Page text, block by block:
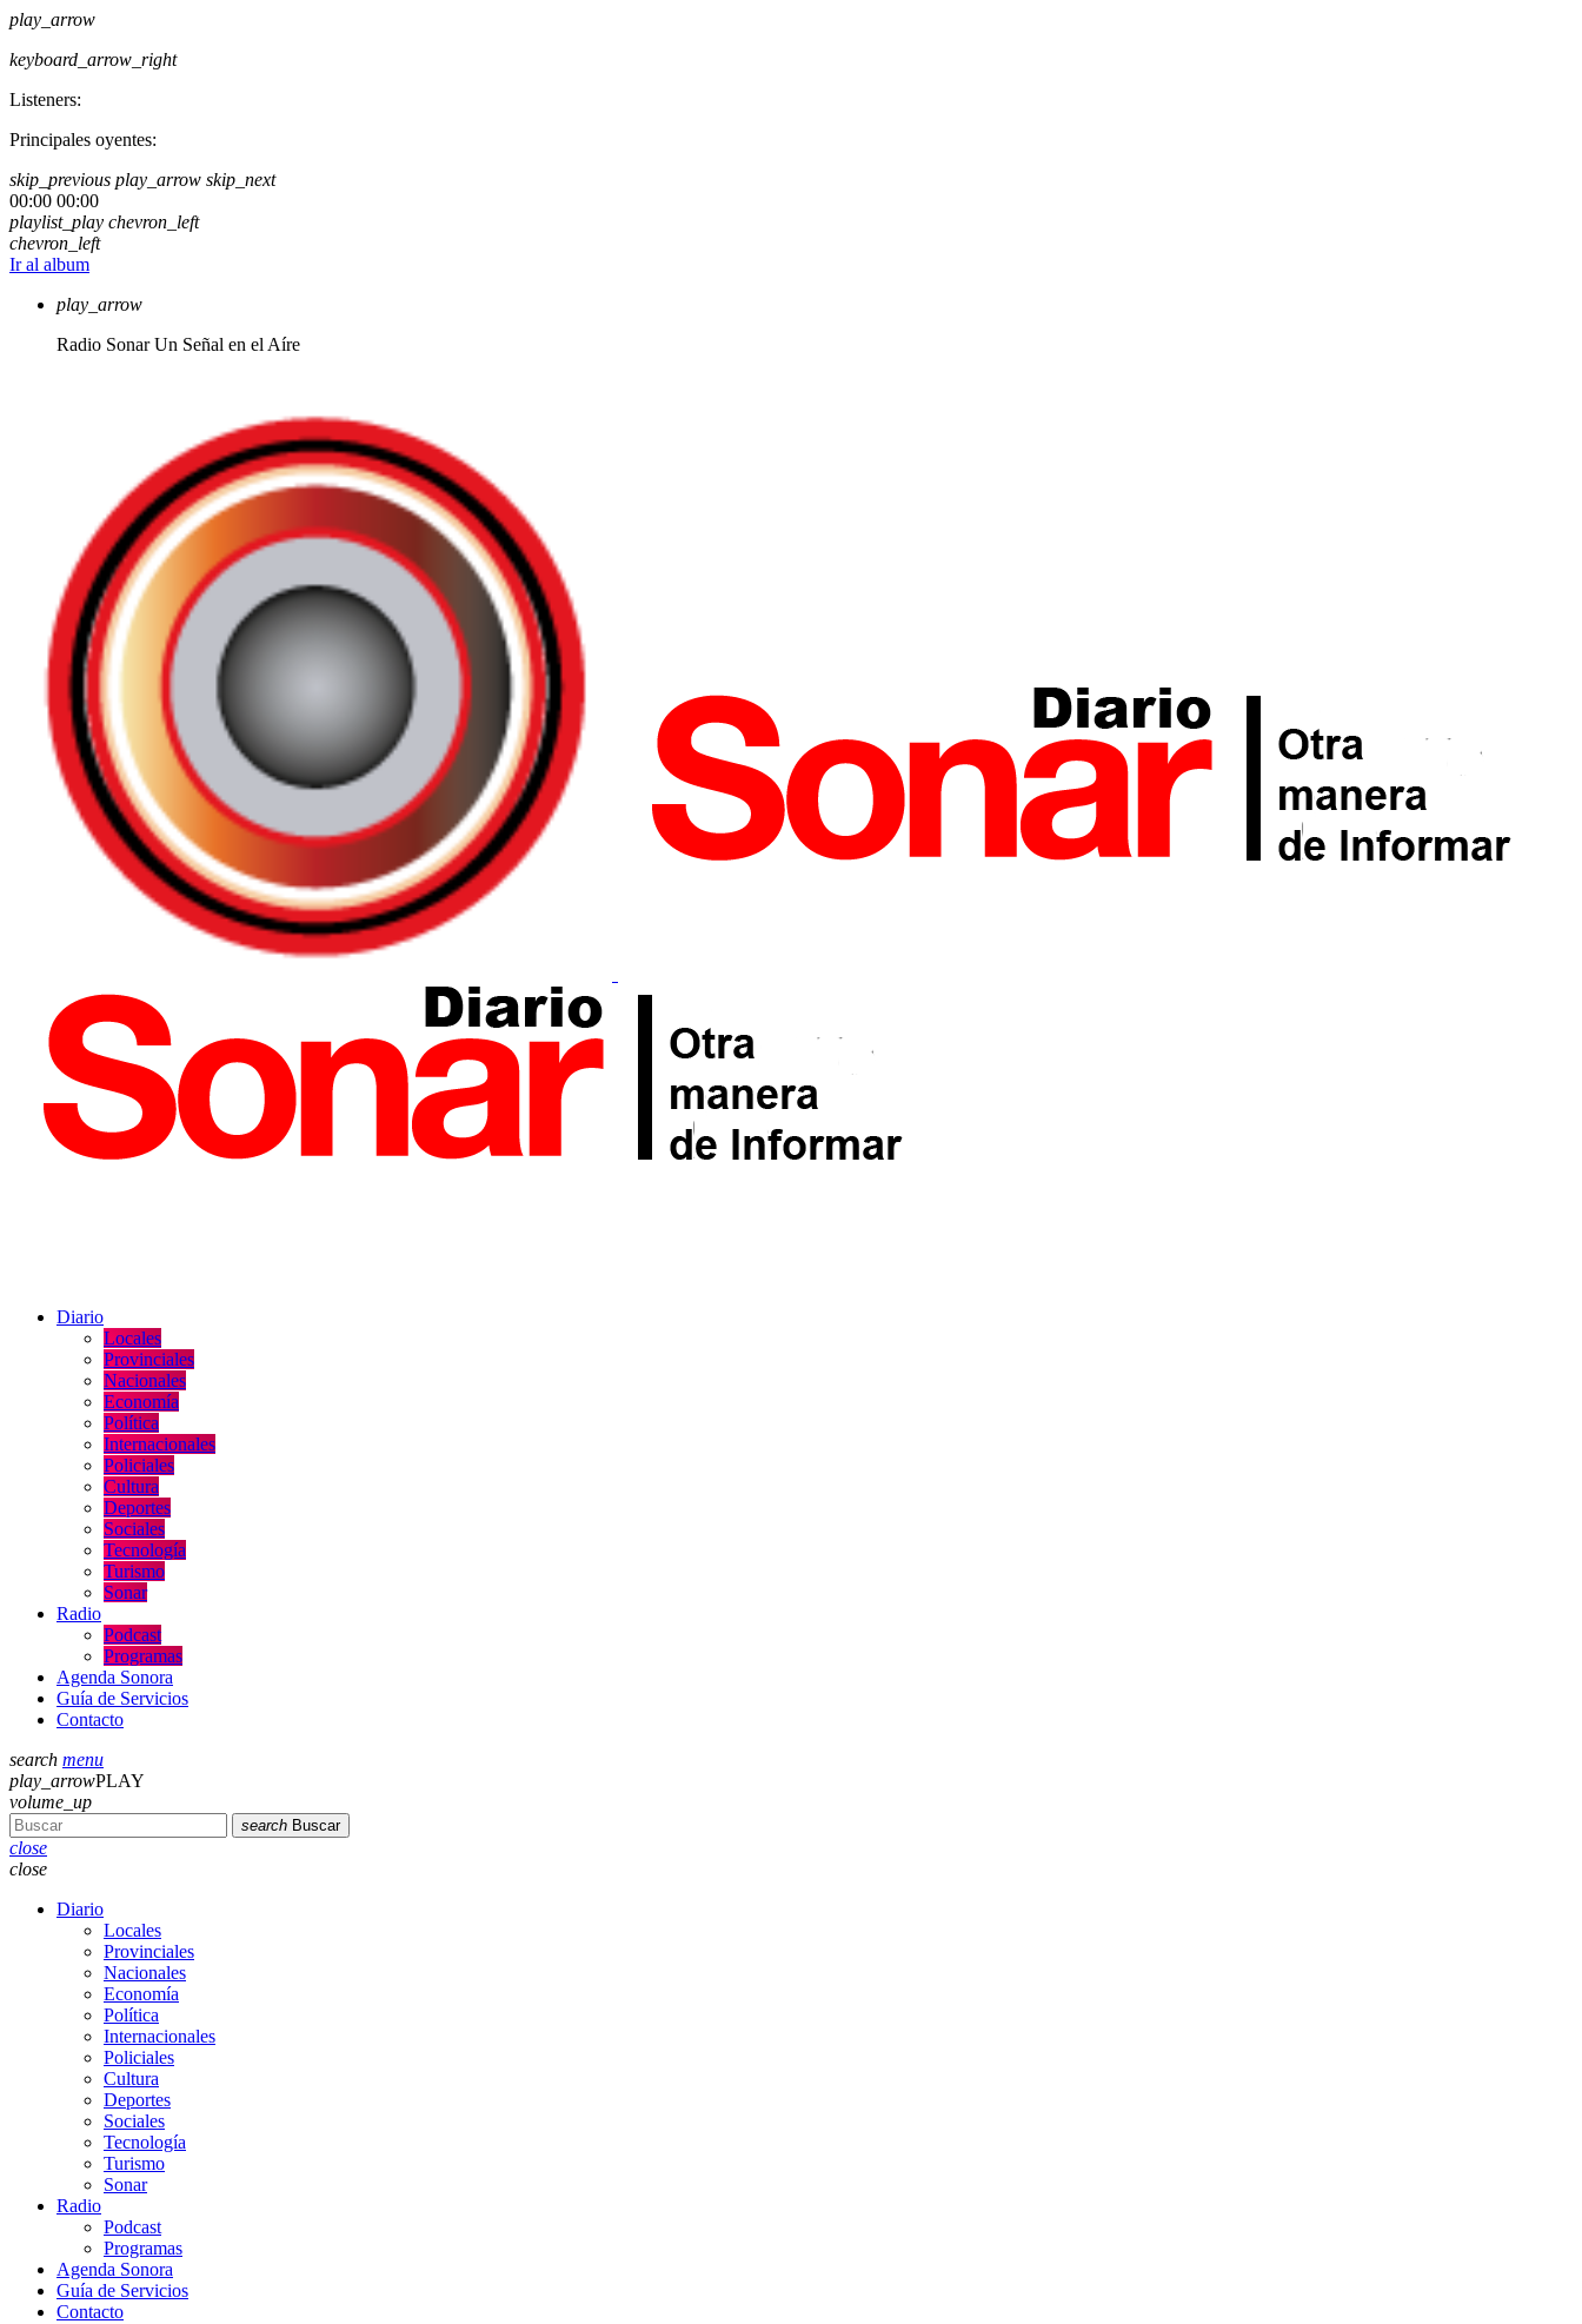
play_arrow
keyboard_arrow_right
Listeners:
Principales oyentes:
skip_previous play_arrow skip_next
00:00 00:00
playlist_play chevron_left
chevron_left
Ir al album
play_arrow
Radio Sonar Un Señal en el Aíre
Diario
Locales
Provinciales
Nacionales
Economía
Política
Internacionales
Policiales
Cultura
Deportes
Sociales
Tecnología
Turismo
Sonar
Radio
Podcast
Programas
Agenda Sonora
Guía de Servicios
Contacto
search menu
play_arrowPLAY
volume_up
search Buscar
close
close
Diario
Locales
Provinciales
Nacionales
Economía
Política
Internacionales
Policiales
Cultura
Deportes
Sociales
Tecnología
Turismo
Sonar
Radio
Podcast
Programas
Agenda Sonora
Guía de Servicios
Contacto